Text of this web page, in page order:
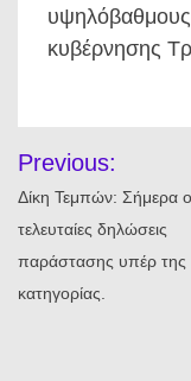
κυβέρνησης
άρθρων
Previous:
Δίκη Τεμπών: Σήμερα
τελευταίες δηλώσεις
παράστασης υπέρ της
κατηγορίας.